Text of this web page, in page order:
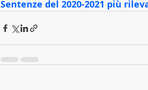
Sentenze del 2020-2021 più